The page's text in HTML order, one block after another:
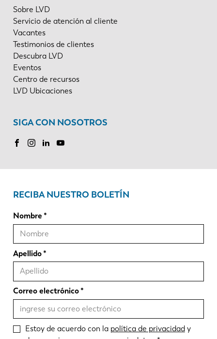
Sobre LVD
Servicio de atención al cliente
Vacantes
Testimonios de clientes
Descubra LVD
Eventos
Centro de recursos
LVD Ubicaciones
SIGA CON NOSOTROS
RECIBA NUESTRO BOLETÍN
Nombre
Apellido
Correo electrónico
Estoy de acuerdo con la política de privacidady